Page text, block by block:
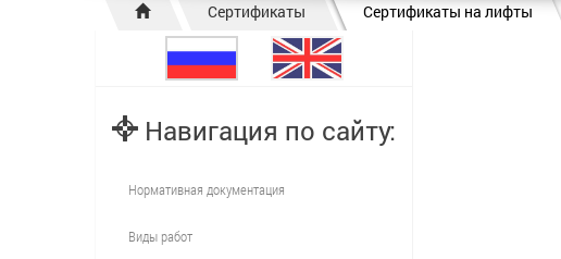
Сертификаты Сертификаты на лифты
Навигация по сайту:
Нормативная документация
Виды работ